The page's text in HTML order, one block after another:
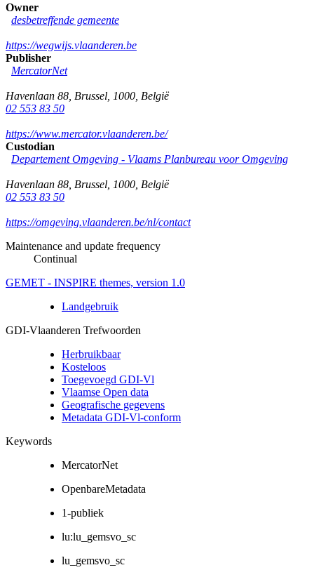
Owner
desbetreffende gemeente
https://wegwijs.vlaanderen.be
Publisher
MercatorNet
Havenlaan 88 Brussel 1000 België
02 553 83 50
https://www.mercator.vlaanderen.be/
Custodian
Departement Omgeving - Vlaams Planbureau voor Omgeving
Havenlaan 88 Brussel 1000 België
02 553 83 50
https://omgeving.vlaanderen.be/nl/contact
Maintenance and update frequency
Continual
GEMET - INSPIRE themes, version 1.0
Landgebruik
GDI-Vlaanderen Trefwoorden
Herbruikbaar
Kosteloos
Toegevoegd GDI-Vl
Vlaamse Open data
Geografische gegevens
Metadata GDI-Vl-conform
Keywords
MercatorNet
OpenbareMetadata
1-publiek
lu:lu_gemsvo_sc
lu_gemsvo_sc